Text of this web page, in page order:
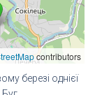
contributors
березі однієї